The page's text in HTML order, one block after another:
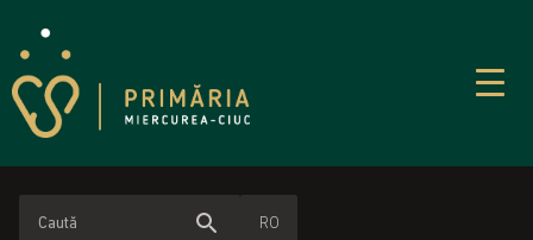
search RO